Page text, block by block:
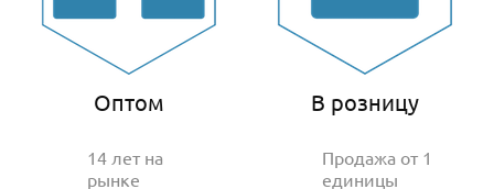
Оптом
14 лет на
рынке
В розницу
Продажа от 1
единицы